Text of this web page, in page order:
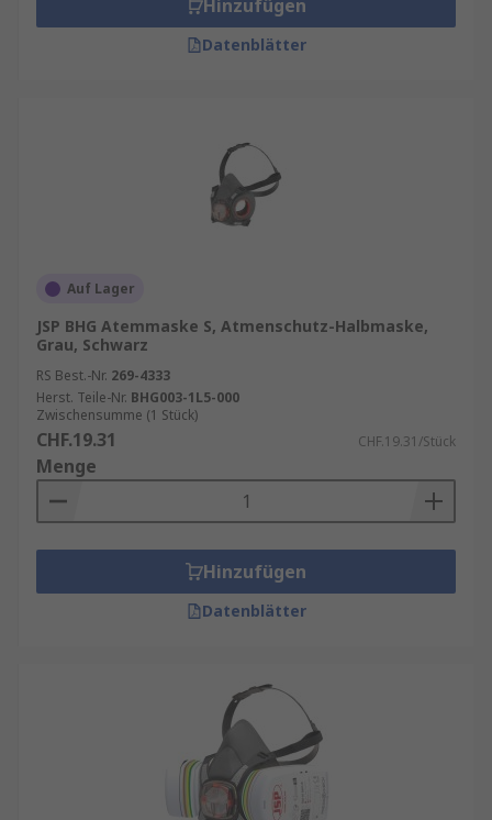
Hinzufügen
Datenblätter
Auf Lager
JSP BHG Atemmaske S, Atmenschutz-Halbmaske,
Grau, Schwarz
RS Best.-Nr. 269-4333
Herst. Teile-Nr. BHG003-1L5-000
Zwischensumme (1 Stück)
CHF.19.31 CHF.19.31/Stück
Menge
Hinzufügen
Datenblätter